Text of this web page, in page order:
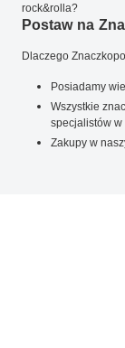
rock&rolla?
Postaw na
Dlaczego
Posiadamy
Wszystkie
specjalistów
Zakupy w